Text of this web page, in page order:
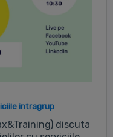
intragrup
discuta